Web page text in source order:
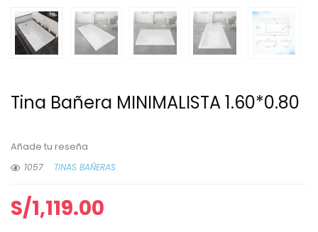
Tina Bañera MINIMALISTA 1.60*0.80
Añade tu reseña
1057
TINAS BAÑERAS
S/1,119.00